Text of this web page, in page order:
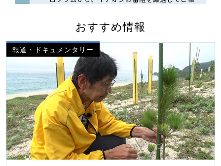
おすすめ情報
報道・ドキュメンタリー